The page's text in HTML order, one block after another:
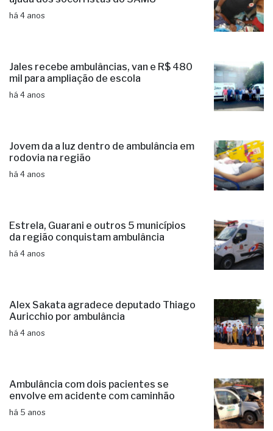
há 4 anos
Jales recebe ambulâncias, van e R$ 480
mil para ampliação de escola
há 4 anos
Jovem da a luz dentro de ambulância em
rodovia na região
há 4 anos
Estrela, Guarani e outros 5 municípios
da região conquistam ambulância
há 4 anos
Alex Sakata agradece deputado Thiago
Auricchio por ambulância
há 4 anos
Ambulância com dois pacientes se
envolve em acidente com caminhão
há 5 anos